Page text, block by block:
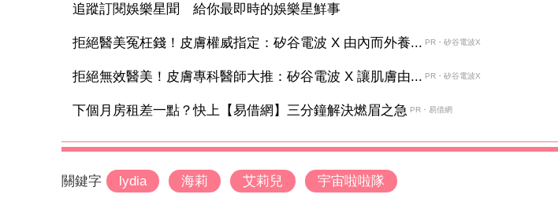
追蹤訂閱娛樂星聞 給你最即時的娛樂星鮮事
拒絕醫美冤枉錢！皮膚權威指定：矽谷電波 X 由內而外養... PR・矽谷電波X
拒絕無效醫美！皮膚專科醫師大推：矽谷電波 X 讓肌膚由... PR・矽谷電波X
下個月房租差一點？快上【易借網】三分鐘解決燃眉之急 PR・易借網
關鍵字 lydia 海莉 艾莉兒 宇宙啦啦隊